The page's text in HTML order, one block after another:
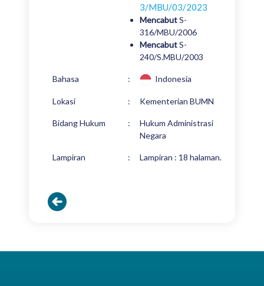
3/MBU/03/2023
MencabutS-
316/MBU/2006
MencabutS-
240/S.MBU/2003
Bahasa : Indonesia
Lokasi : Kementerian BUMN
Bidang Hukum :
Hukum Administrasi
Negara
Lampiran : Lampiran : 18 halaman.